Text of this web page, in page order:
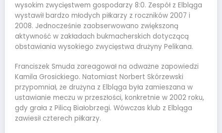
wysokim zwycięstwem gospodarzy 8:0. Zespół z Elbląga
wystawił bardzo młodych piłkarzy z roczników 2007 i
2008. Jednocześnie zaobserwowano zwiększoną
aktywność w zakładach bukmacherskich dotyczącą
obstawiania wysokiego zwycięstwa drużyny Pelikana.
Franciszek Smuda zareagował na odważne zapowiedzi
Kamila Grosickiego. Natomiast Norbert Skórzewski
przypomniał, że drużyna z Elbląga była zamieszana w
ustawianie meczu w przeszłości, konkretnie w 2002 roku,
gdy grała z Pilicą Białobrzegi. Wówczas klub z Elbląga
zawiesił czterech piłkarzy.